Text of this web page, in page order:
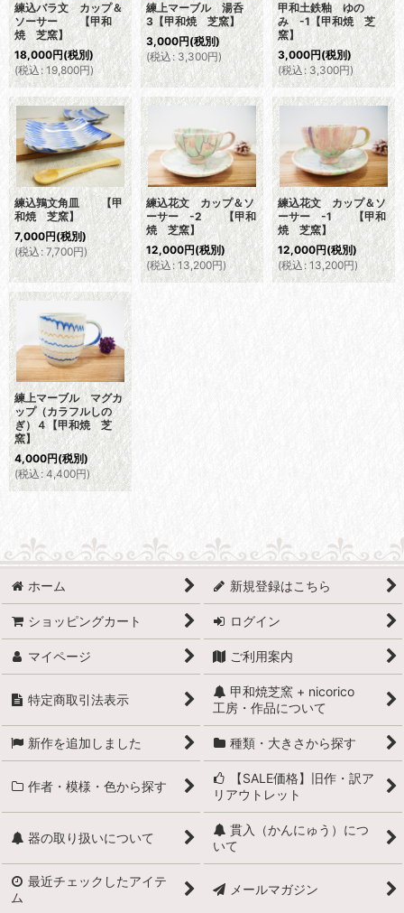
練込バラ文 カップ＆
ソーサー 【甲和
焼 芝窯】
18,000円(税別)
(税込: 19,800円)
練上マーブル 湯呑
3【甲和焼 芝窯】
3,000円(税別)
(税込: 3,300円)
甲和土鉄釉 ゆの
み -1【甲和焼 芝
窯】
3,000円(税別)
(税込: 3,300円)
練込鶉文角皿 【甲
和焼 芝窯】
7,000円(税別)
(税込: 7,700円)
練込花文 カップ＆ソ
ーサー -2 【甲和
焼 芝窯】
12,000円(税別)
(税込: 13,200円)
練込花文 カップ＆ソ
ーサー -1 【甲和
焼 芝窯】
12,000円(税別)
(税込: 13,200円)
練上マーブル マグカ
ップ（カラフルしの
ぎ）４【甲和焼 芝
窯】
4,000円(税別)
(税込 : 4,400円)
ホーム 新規登録はこちら
ショッピングカート ログイン
マイページ ご利用案内
特定商取引法表示
甲和焼芝窯 + nicorico
工房・作品について
新作を追加しました 種類・大きさから探す
作者・模様・色から探す
【SALE価格】旧作・訳ア
リアウトレット
器の取り扱いについて
貫入（かんにゅう）につ
いて
最近チェックしたアイテ
ム
メールマガジン